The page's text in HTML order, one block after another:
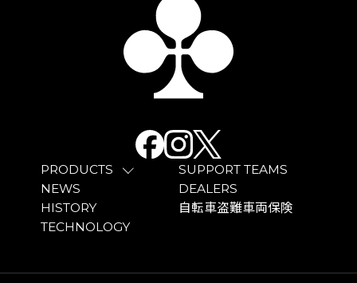
PRODUCTS
NEWS
HISTORY
TECHNOLOGY
SUPPORT TEAMS
DEALERS
自転車盗難車両保険